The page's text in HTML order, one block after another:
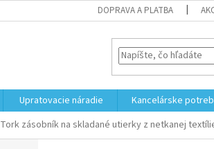
DOPRAVA A PLATBA
Upratovacie náradie Kancelárske
Tork zásobník na skladané utierky z netkanej